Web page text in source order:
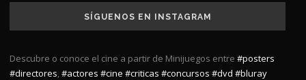
SÍGUENOS EN INSTAGRAM
Descubre o conoce el cine a partir de Minijuegos entre #posters
#directores,#actores #cine #criticas #concursos #dvd #bluray